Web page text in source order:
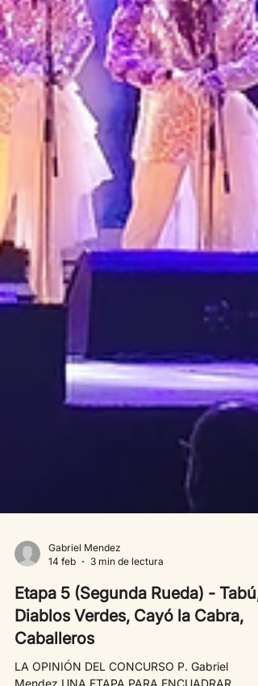
Gabriel Mendez
14 feb
3 min de lectura
Etapa 5 (Segunda Rueda) - Tabú,
Diablos Verdes, Cayó la Cabra,